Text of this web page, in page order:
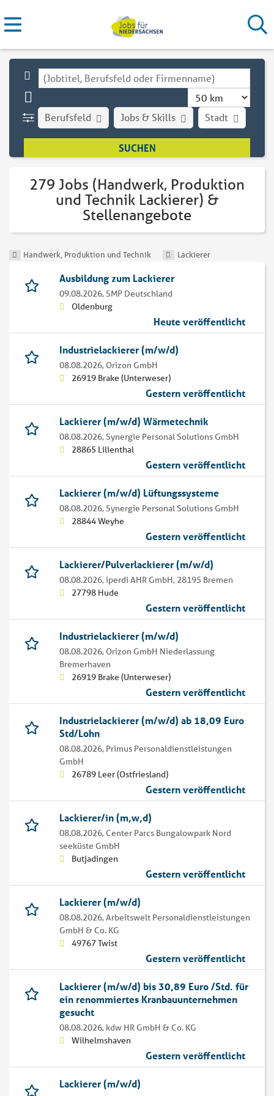
Stadt
Berufsfeld Jobs & Skills
279 Jobs (Handwerk, Produktion
und Technik Lackierer) &
Stellenangebote
Handwerk, Produktion und Technik Lackierer
Ausbildung zum Lackierer
09.08.2026,SMP Deutschland
Oldenburg
Heute veröffentlicht
Industrielackierer (m/w/d)
08.08.2026, Orizon GmbH
26919 Brake (Unterweser)
Gestern veröffentlicht
Lackierer (m/w/d) Wärmetechnik
08.08.2026,Synergie Personal Solutions GmbH
28865 Lilienthal
Gestern veröffentlicht
Lackierer (m/w/d) Lüftungssysteme
08.08.2026,Synergie Personal Solutions GmbH
28844 Weyhe
Gestern veröffentlicht
Lackierer/Pulverlackierer (m/w/d)
08.08.2026,iperdi AHR GmbH, 28195 Bremen
27798 Hude
Gestern veröffentlicht
Industrielackierer (m/w/d)
08.08.2026, Orizon GmbH Niederlassung
Bremerhaven
26919 Brake (Unterweser)
Gestern veröffentlicht
Industrielackierer (m/w/d) ab 18,09 Euro
Std/Lohn
08.08.2026, Primus Personaldienstleistungen
GmbH
26789 Leer (Ostfriesland)
Gestern veröffentlicht
Lackierer/in (m,w,d)
08.08.2026, Center Parcs Bungalowpark Nord
seeküste GmbH
Butjadingen
Gestern veröffentlicht
Lackierer (m/w/d)
08.08.2026,Arbeitswelt Personaldienstleistungen
GmbH & Co. KG
49767 Twist
Gestern veröffentlicht
Lackierer (m/w/d) bis 30,89 Euro /Std. für
ein renommiertes Kranbauunternehmen
gesucht
08.08.2026, kdw HR GmbH & Co. KG
Wilhelmshaven
Gestern veröffentlicht
Lackierer (m/w/d)